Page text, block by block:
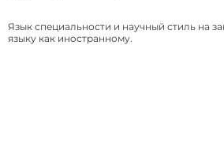
Язык специальности и научный стиль на
языку как иностранному.